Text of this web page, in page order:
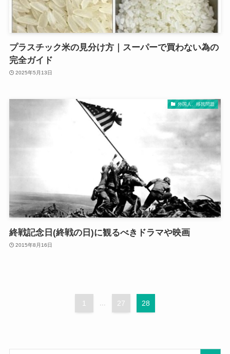
プラスチック米の見分け方｜スーパーで買わない為の
完全ガイド
2025年5月13日
外国人、移民問題
終戦記念日(終戦の日)に観るべきドラマや映画
2015年8月16日
1 ... 27 28